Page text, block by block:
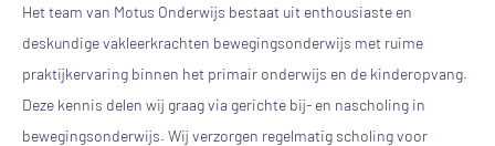
Het team van Motus Onderwijs bestaat uit enthousiaste en
deskundige vakleerkrachten bewegingsonderwijs met ruime
praktijkervaring binnen het primair onderwijs en de kinderopvang.
Deze kennis delen wij graag via gerichte bij- en nascholing in
bewegingsonderwijs. Wij verzorgen regelmatig scholing voor